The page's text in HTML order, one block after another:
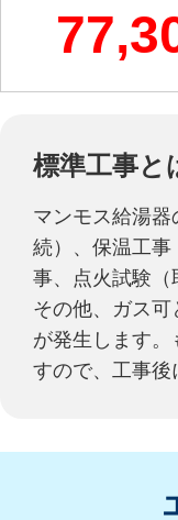
標準工事と
マンモス給湯
続）、保温工
事、点火試験
その他、ガス
が発生します
すので、工事